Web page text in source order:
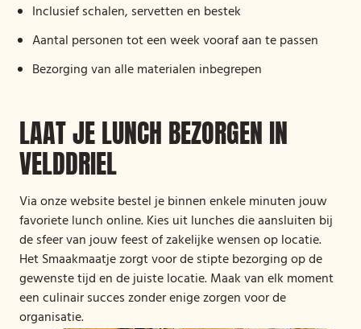
Inclusief schalen, servetten en bestek
Aantal personen tot een week vooraf aan te passen
Bezorging van alle materialen inbegrepen
LAAT JE LUNCH BEZORGEN IN
VELDDRIEL
Via onze website bestel je binnen enkele minuten jouw
favoriete lunch online. Kies uit lunches die aansluiten bij
de sfeer van jouw feest of zakelijke wensen op locatie.
Het Smaakmaatje zorgt voor de stipte bezorging op de
gewenste tijd en de juiste locatie. Maak van elk moment
een culinair succes zonder enige zorgen voor de
organisatie.